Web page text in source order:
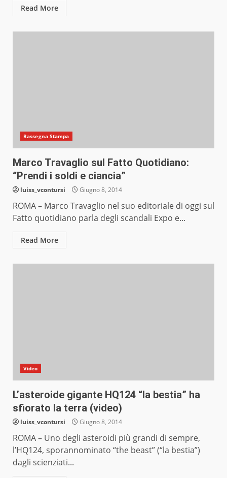
Read More
Rassegna Stampa
Marco Travaglio sul Fatto Quotidiano:
“Prendi i soldi e ciancia”
luiss_vcontursi Giugno 8, 2014
ROMA – Marco Travaglio nel suo editoriale di oggi sul
Fatto quotidiano parla degli scandali Expo e...
Read More
Video
L’asteroide gigante HQ124 “la bestia” ha
sfiorato la terra (video)
luiss_vcontursi Giugno 8, 2014
ROMA – Uno degli asteroidi più grandi di sempre,
l’HQ124, sporannominato “the beast” (“la bestia”)
dagli scienziati...